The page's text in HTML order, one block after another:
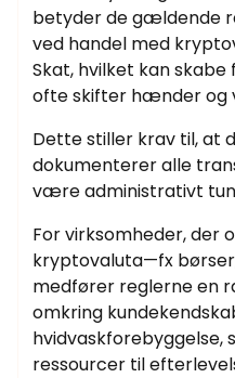
betyder de gældende
ved handel med
Skat, hvilket kan
ofte skifter hænder og
Dette stiller krav til, at
dokumenterer alle
være administrativt
For virksomheder, der
kryptovaluta—fx
medfører reglerne en
omkring
ressourcer til